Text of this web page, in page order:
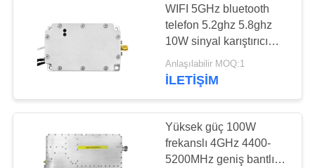
PRIVACY
geniş bant güç
amplifikatörü
WIFI 5GHz bluetooth
telefon 5.2ghz 5.8ghz
10W sinyal karıştırıcı
modülü
Anlaşılabilir MOQ:1
İLETIŞIM
Yüksek güç 100W
frekanslı 4GHz 4400-
5200MHz geniş bantlı